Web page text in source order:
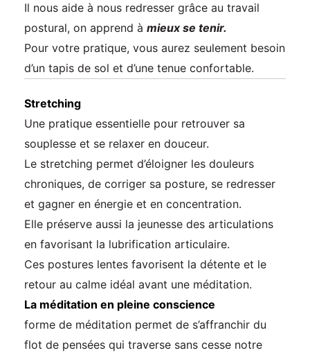
Il nous aide à nous redresser grâce au travail
postural, on apprend à mieux se tenir.
Pour votre pratique, vous aurez seulement besoin
d’un tapis de sol et d’une tenue confortable.
Stretching
Une pratique essentielle pour retrouver sa
souplesse et se relaxer en douceur.
Le stretching permet d’éloigner les douleurs
chroniques, de corriger sa posture, se redresser
et gagner en énergie et en concentration.
Elle préserve aussi la jeunesse des articulations
en favorisant la lubrification articulaire.
Ces postures lentes favorisent la détente et le
retour au calme idéal avant une méditation.
La méditation en pleine conscience
forme de méditation permet de s’affranchir du
flot de pensées qui traverse sans cesse notre